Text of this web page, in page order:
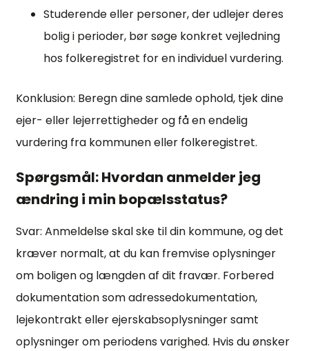
Studerende eller personer, der udlejer deres
bolig i perioder, bør søge konkret vejledning
hos folkeregistret for en individuel vurdering.
Konklusion: Beregn dine samlede ophold, tjek dine
ejer- eller lejerrettigheder og få en endelig
vurdering fra kommunen eller folkeregistret.
Spørgsmål: Hvordan anmelder jeg
ændring i min bopælsstatus?
Svar: Anmeldelse skal ske til din kommune, og det
kræver normalt, at du kan fremvise oplysninger
om boligen og længden af dit fravær. Forbered
dokumentation som adressedokumentation,
lejekontrakt eller ejerskabsoplysninger samt
oplysninger om periodens varighed. Hvis du ønsker